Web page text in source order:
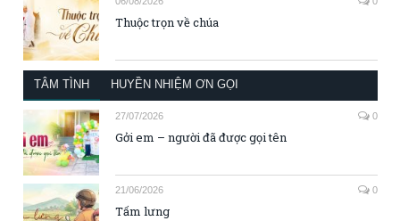
Thuộc trọn về chúa
TÂM TÌNH HUYỀN NHIỆM ƠN GỌI
27/07/2026 0
Gởi em – người đã được gọi tên
21/06/2026 0
Tấm lưng